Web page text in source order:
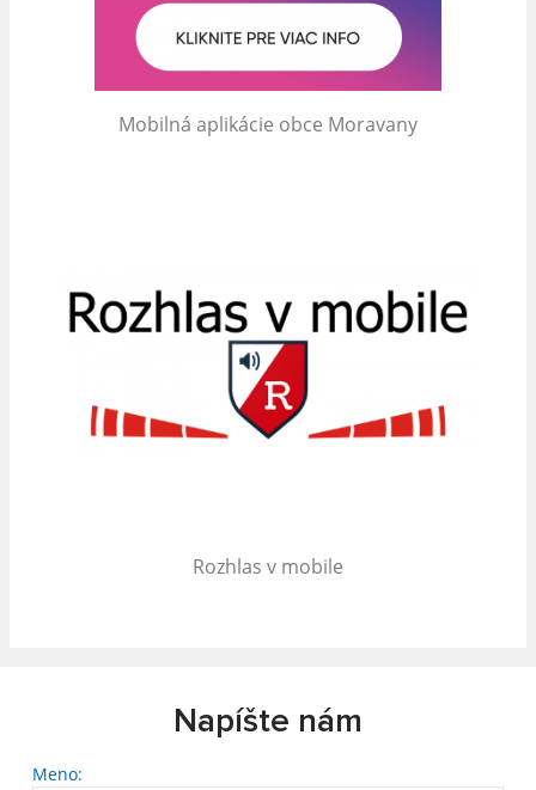
Mobilná aplikácie obce Moravany
Rozhlas v mobile
Napíšte nám
Meno: